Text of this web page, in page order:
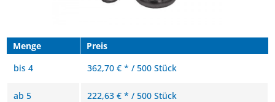
Menge
Preis
bis 4 362,70 € * / 500 Stück
ab 5 222,63 € * / 500 Stück